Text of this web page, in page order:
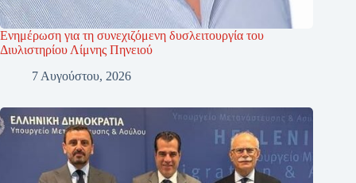
Ενημέρωση για τη συνεχιζόμενη δυσλειτουργία του
Διυλιστηρίου Λίμνης Πηνειού
7 Αυγούστου, 2026